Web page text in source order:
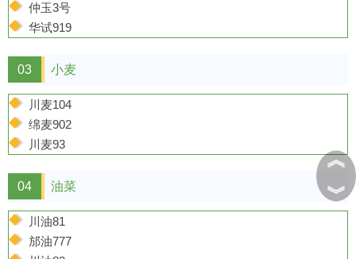
仲玉3号
华试919
03 小麦
川麦104
绵麦902
川麦93
04 油菜
川油81
邡油777
︽
︾